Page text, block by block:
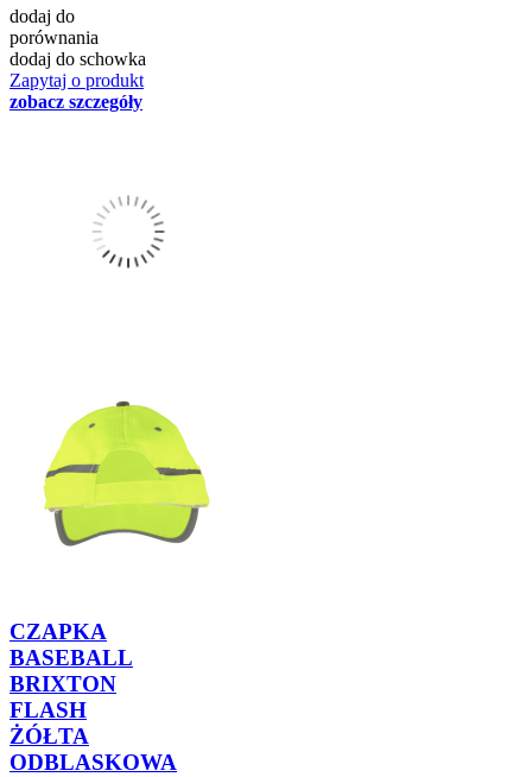
dodaj do
porównania
dodaj do schowka
Zapytaj o produkt
zobacz szczegóły
CZAPKA
BASEBALL
BRIXTON
FLASH
ŻÓŁTA
ODBLASKOWA